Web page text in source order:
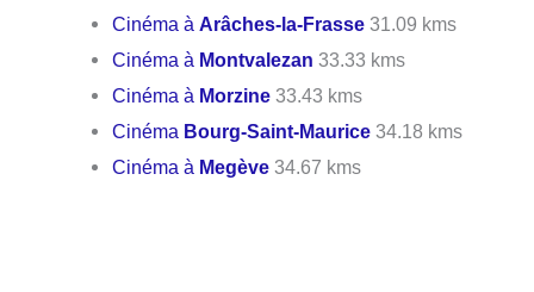
Cinéma àArâches-la-Frasse 31.09 kms
Cinéma à Montvalezan 33.33 kms
Cinéma à Morzine 33.43 kms
Cinéma Bourg-Saint-Maurice 34.18 kms
Cinéma à Megève 34.67 kms